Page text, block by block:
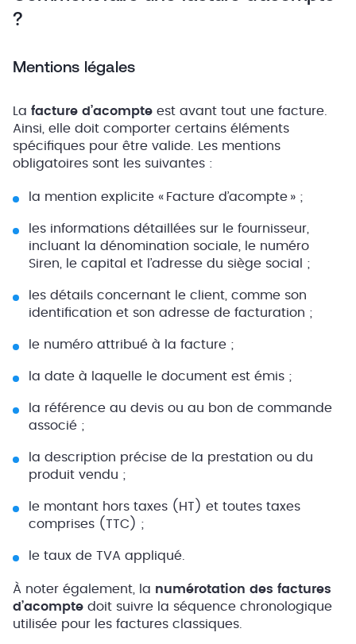
?
Mentions légales
La facture d’acompte est avant tout une facture.
Ainsi, elle doit comporter certains éléments
spécifiques pour être valide. Les mentions
obligatoires sont les suivantes :
la mention explicite « Facture d’acompte » ;
les informations détaillées sur le fournisseur,
incluant la dénomination sociale, le numéro
Siren, le capital et l’adresse du siège social ;
les détails concernant le client, comme son
identification et son adresse de facturation ;
le numéro attribué à la facture ;
la date à laquelle le document est émis ;
la référence au devis ou au bon de commande
associé ;
la description précise de la prestation ou du
produit vendu ;
le montant hors taxes (HT) et toutes taxes
comprises (TTC) ;
le taux de TVA appliqué.
À noter également, la numérotation des factures
d’acompte doit suivre la séquence chronologique
utilisée pour les factures classiques.